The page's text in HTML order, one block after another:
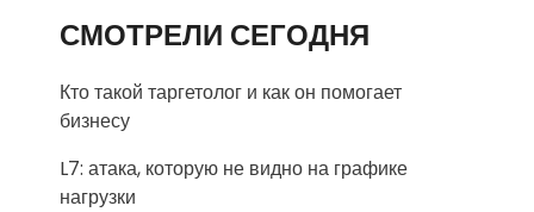
СМОТРЕЛИ СЕГОДНЯ
Кто такой таргетолог и как он помогает
бизнесу
L7: атака, которую не видно на графике
нагрузки